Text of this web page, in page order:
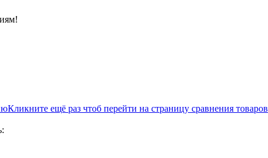
Кликните ещё раз чтоб перейти на страницу сравнения товаров